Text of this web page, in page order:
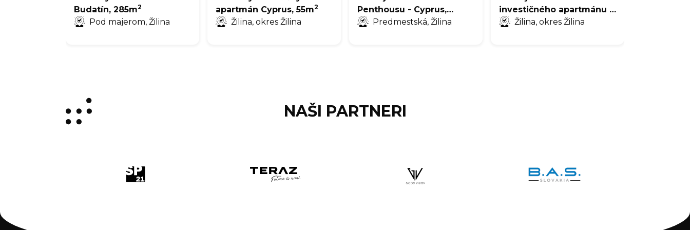
Budatín, 285m2
Pod majerom, Žilina
apartmán Cyprus, 55m2
Žilina, okres Žilina
Penthousu - Cyprus,
252m2
Predmestská, Žilina
investičného apartmánu -
Cyprus, 107m2
Žilina, okres Žilina
NAŠI PARTNERI